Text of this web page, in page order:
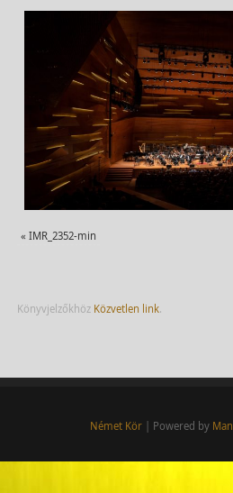
« IMR_2352-min
Könyvjelzőkhöz Közvetlen link.
Német Kör| Powered by